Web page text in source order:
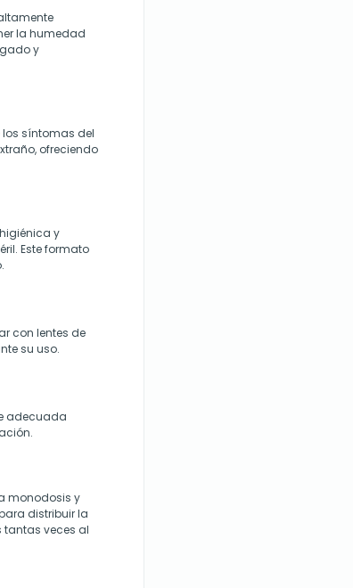
la humedad
y
síntomas del
ofreciendo
y
Este formato
con lentes de
su uso.
adecuada
monodosis y
distribuir la
tantas veces al